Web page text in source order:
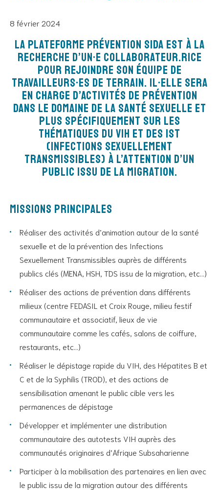
8 février 2024
La Plateforme Prévention Sida est à la
recherche d’un·e collaborateur.rice
pour rejoindre son équipe de
travailleurs·es de terrain. Il·elle sera
en charge d’activitéS de prévention
dans le domaine de la santé sexuelle et
plus spécifiquement sur les
thématiques du VIH et des IST
(Infections Sexuellement
Transmissibles) à l’attention d’un
public issu de la migration.
Missions principales
Réaliser des activités d’animation autour de la santé
sexuelle et de la prévention des Infections
Sexuellement Transmissibles auprès de différents
publics clés (MENA, HSH, TDS issu de la migration, etc…)
Réaliser des actions de prévention dans différents
milieux (centre FEDASIL et Croix Rouge, milieu festif
communautaire et associatif, lieux de vie
communautaire comme les cafés, salons de coiffure,
restaurants, etc…)
Réaliser le dépistage rapide du VIH, des Hépatites B et
C et de la Syphilis (TROD), et des actions de
sensibilisation amenant le public cible vers les
permanences de dépistage
Développer et implémenter une distribution
communautaire des autotests VIH auprès des
communautés originaires d’Afrique Subsaharienne
Participer à la mobilisation des partenaires en lien avec
le public issu de la migration autour des différents